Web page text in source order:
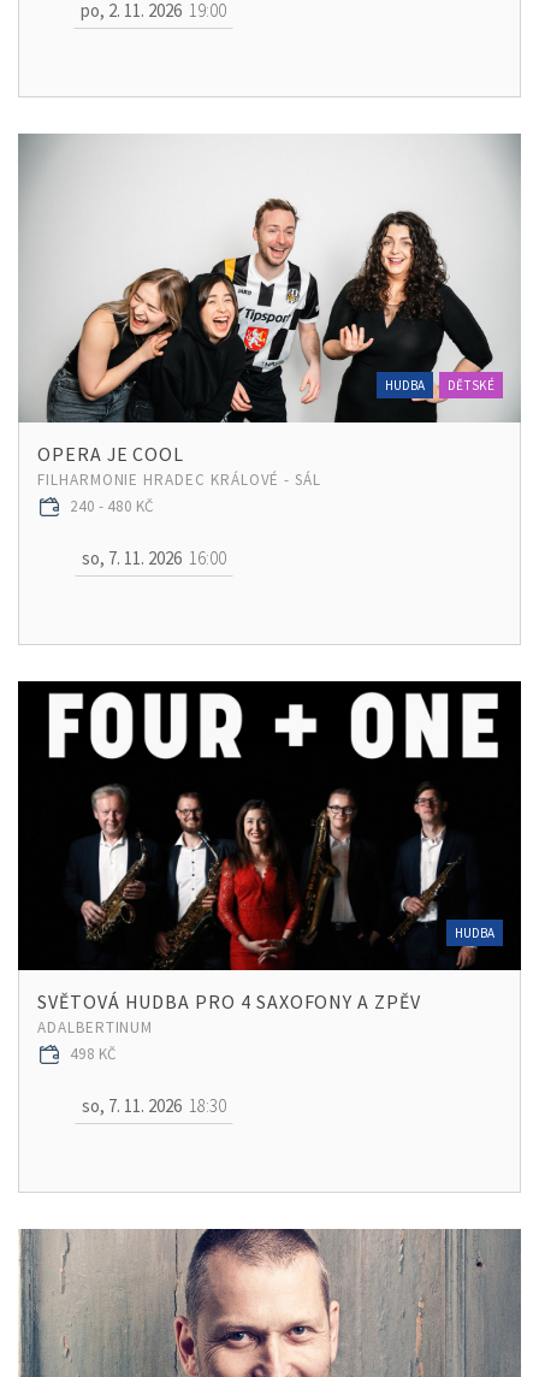
po, 2. 11. 2026 19:00
HUDBA DĚTSKÉ
OPERA JE COOL
FILHARMONIE HRADEC KRÁLOVÉ - SÁL
240 - 480 KČ
so, 7. 11. 2026 16:00
HUDBA
SVĚTOVÁ HUDBA PRO 4 SAXOFONY A ZPĚV
ADALBERTINUM
498 KČ
so, 7. 11. 2026 18:30